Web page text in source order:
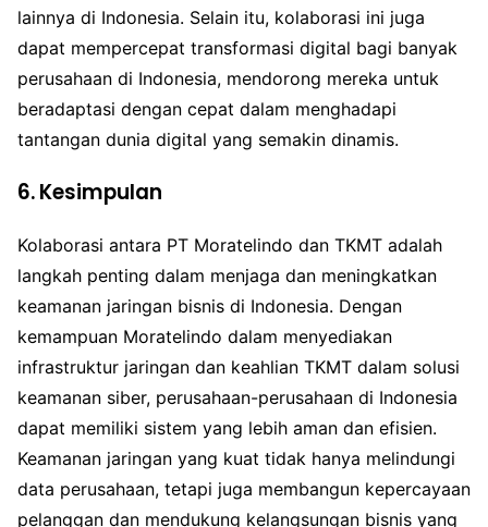
lainnya di Indonesia. Selain itu, kolaborasi ini juga
dapat mempercepat transformasi digital bagi banyak
perusahaan di Indonesia, mendorong mereka untuk
beradaptasi dengan cepat dalam menghadapi
tantangan dunia digital yang semakin dinamis.
6. Kesimpulan
Kolaborasi antara PT Moratelindo dan TKMT adalah
langkah penting dalam menjaga dan meningkatkan
keamanan jaringan bisnis di Indonesia. Dengan
kemampuan Moratelindo dalam menyediakan
infrastruktur jaringan dan keahlian TKMT dalam solusi
keamanan siber, perusahaan-perusahaan di Indonesia
dapat memiliki sistem yang lebih aman dan efisien.
Keamanan jaringan yang kuat tidak hanya melindungi
data perusahaan, tetapi juga membangun kepercayaan
pelanggan dan mendukung kelangsungan bisnis yang